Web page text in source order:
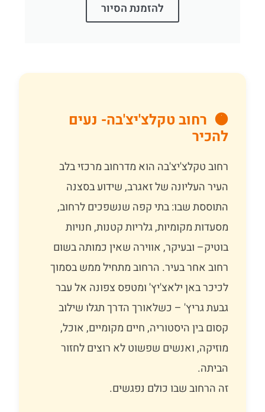
להזמנת הסיור
🟠 רחוב טקלצ'יצ'בה- נעים
להכיר
רחוב טקלצ'יצ'בה הוא מדרחוב מרכזי בלב
העיר העליונה של זאגרב, שידוע בסצנה
התוססת שבו: בתי קפה שנשפכים לרחוב,
מסעדות מקומיות, גלריות קטנות, חנויות
בוטיק– ובעיקר, אווירה שאין כמותה בשום
רחוב אחר בעיר. הרחוב מתחיל ממש בסמוך
לכיכר באן ילאצ'יץ' ומטפס צפונה אל עבר
גבעת גריץ' – כשלאורך הדרך תגלו שילוב
קסום בין היסטוריה, חיים מקומיים, אוכל,
מוזיקה, ואנשים שפשוט לא רוצים לחזור
הביתה.
זה הרחוב שבו כולם נפגשים.